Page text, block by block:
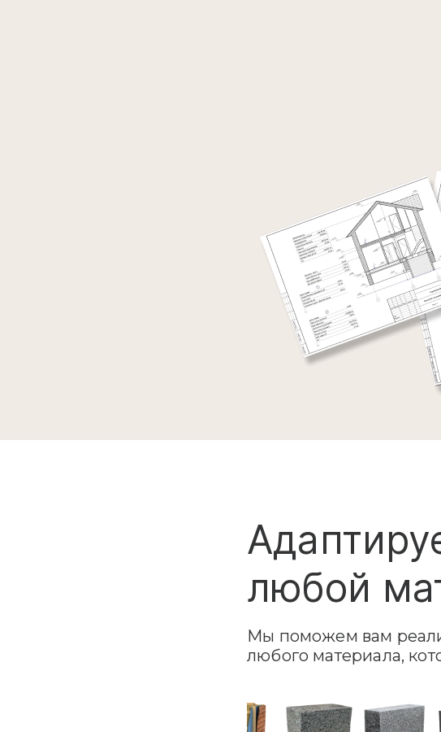
любой
Мы поможем вам
любого материала,